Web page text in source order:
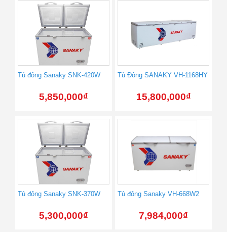
Tủ đông Sanaky SNK-420W
5,850,000₫
Tủ Đông SANAKY VH-1168HY
15,800,000₫
Tủ đông Sanaky SNK-370W
5,300,000₫
Tủ đông Sanaky VH-668W2
7,984,000₫